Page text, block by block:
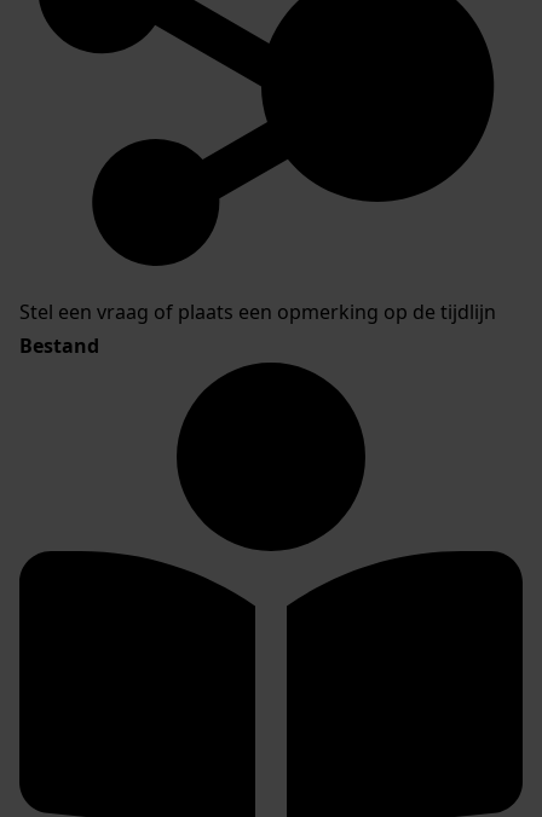
Stel een vraag of plaats een opmerking op de tijdlijn
Bestand